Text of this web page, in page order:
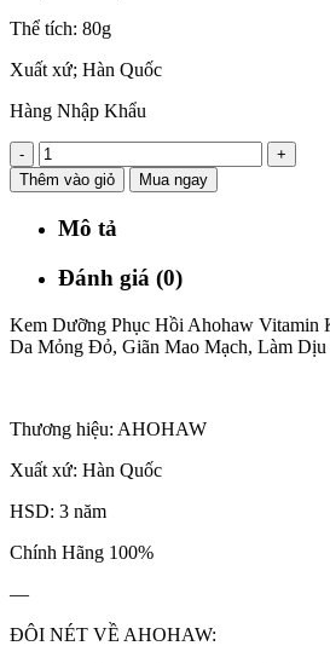
Thể tích: 80g
Xuất xứ; Hàn Quốc
Hàng Nhập Khẩu
-
+
Thêm vào giỏ
Mua ngay
Mô tả
Đánh giá (0)
Kem Dưỡng Phục Hồi Ahohaw Vitamin
Da Mỏng Đỏ, Giãn Mao Mạch, Làm
Thương hiệu: AHOHAW
Xuất xứ: Hàn Quốc
HSD: 3 năm
Chính Hãng 100%
—
ĐÔI NÉT VỀ AHOHAW: